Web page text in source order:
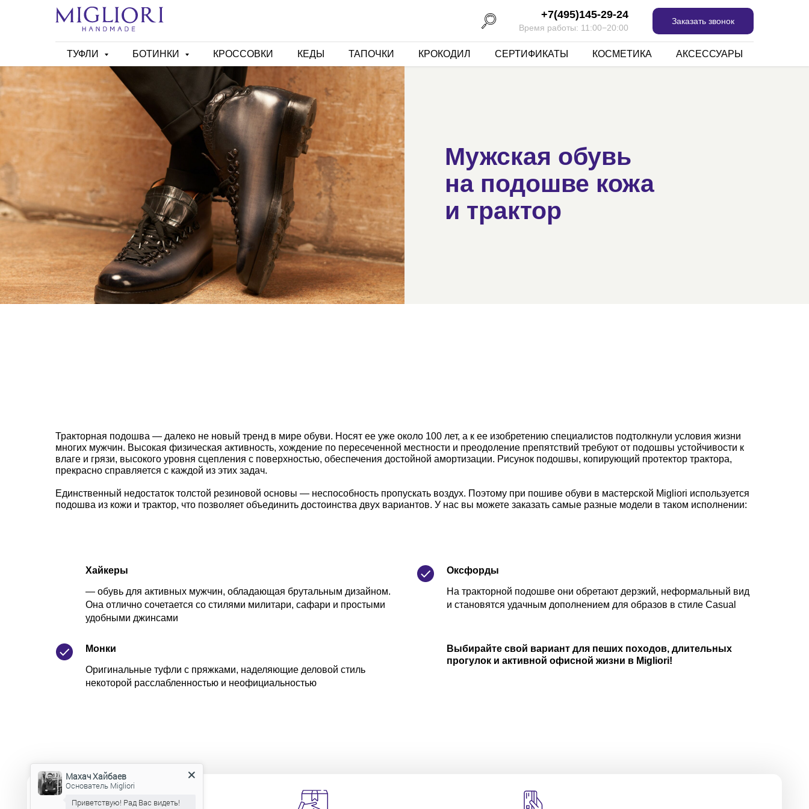
+7(495)145-29-24
Время работы: 11:00−20:00
Заказать звонок
ТУФЛИ БОТИНКИ КРОССОВКИ КЕДЫ ТАПОЧКИ КРОКОДИЛ СЕРТИФИКАТЫ КОСМЕТИКА АКСЕССУАРЫ
Мужская обувь
на подошве кожа
и трактор
Тракторная подошва — далеко не новый тренд в мире обуви. Носят ее уже около 100 лет, а к ее изобретению специалистов подтолкнули условия жизни
многих мужчин. Высокая физическая активность, хождение по пересеченной местности и преодоление препятствий требуют от подошвы устойчивости к
влаге и грязи, высокого уровня сцепления с поверхностью, обеспечения достойной амортизации. Рисунок подошвы, копирующий протектор трактора,
прекрасно справляется с каждой из этих задач.
Единственный недостаток толстой резиновой основы — неспособность пропускать воздух. Поэтому при пошиве обуви в мастерской Migliori используется
подошва из кожи и трактор, что позволяет объединить достоинства двух вариантов. У нас вы можете заказать самые разные модели в таком исполнении:
Хайкеры
— обувь для активных мужчин, обладающая брутальным дизайном.
Она отлично сочетается со стилями милитари, сафари и простыми
удобными джинсами
Оксфорды
На тракторной подошве они обретают дерзкий, неформальный вид
и становятся удачным дополнением для образов в стиле Casual
Монки
Оригинальные туфли с пряжками, наделяющие деловой стиль
некоторой расслабленностью и неофициальностью
Выбирайте свой вариант для пеших походов, длительных
прогулок и активной офисной жизни в Migliori!
Махач Хайбаев
Основатель Migliori
Приветствую! Рад Вас видеть!